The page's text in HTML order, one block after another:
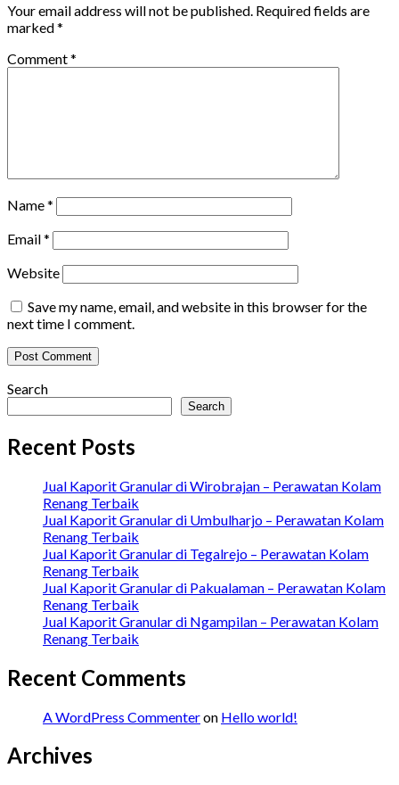
Your email address will not be published. Required fields are
marked*
Comment*
Name*
Email*
Website
Save my name, email, and website in this browser for the
next time I comment.
Search
Search
Recent Posts
Jual Kaporit Granular di Wirobrajan – Perawatan Kolam
Renang Terbaik
Jual Kaporit Granular di Umbulharjo – Perawatan Kolam
Renang Terbaik
Jual Kaporit Granular di Tegalrejo – Perawatan Kolam
Renang Terbaik
Jual Kaporit Granular di Pakualaman – Perawatan Kolam
Renang Terbaik
Jual Kaporit Granular di Ngampilan – Perawatan Kolam
Renang Terbaik
Recent Comments
A WordPress Commenteron Hello world!
Archives